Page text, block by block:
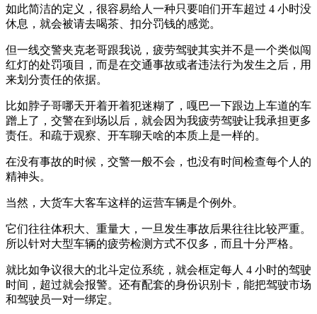
如此简洁的定义，很容易给人一种只要咱们开车超过 4 小时没
休息，就会被请去喝茶、扣分罚钱的感觉。
但一线交警夹克老哥跟我说，疲劳驾驶其实并不是一个类似闯
红灯的处罚项目，而是在交通事故或者违法行为发生之后，用
来划分责任的依据。
比如脖子哥哪天开着开着犯迷糊了，嘎巴一下跟边上车道的车
蹭上了，交警在到场以后，就会因为我疲劳驾驶让我承担更多
责任。和疏于观察、开车聊天啥的本质上是一样的。
在没有事故的时候，交警一般不会，也没有时间检查每个人的
精神头。
当然，大货车大客车这样的运营车辆是个例外。
它们往往体积大、重量大，一旦发生事故后果往往比较严重。
所以针对大型车辆的疲劳检测方式不仅多，而且十分严格。
就比如争议很大的北斗定位系统，就会框定每人 4 小时的驾驶
时间，超过就会报警。还有配套的身份识别卡，能把驾驶市场
和驾驶员一对一绑定。